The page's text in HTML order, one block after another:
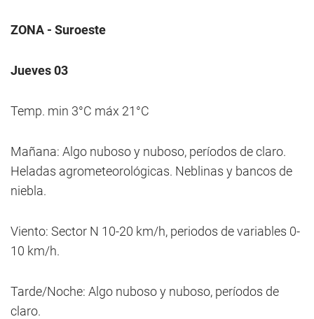
ZONA - Suroeste
Jueves 03
Temp. min 3°C máx 21°C
Mañana: Algo nuboso y nuboso, períodos de claro.
Heladas agrometeorológicas. Neblinas y bancos de
niebla.
Viento: Sector N 10-20 km/h, periodos de variables 0-
10 km/h.
Tarde/Noche: Algo nuboso y nuboso, períodos de
claro.